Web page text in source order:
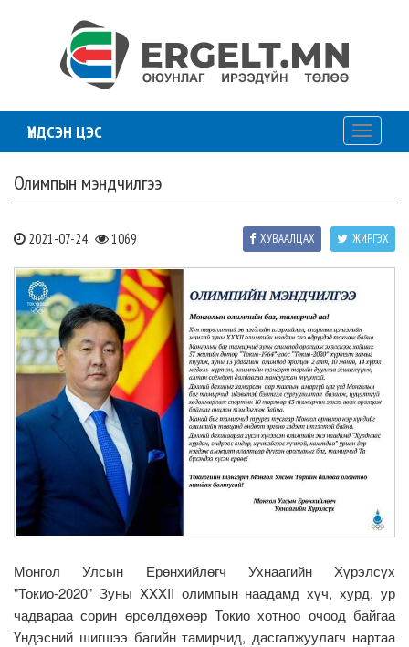
ҮНДСЭН ЦЭС
Toggle
Олимпын мэндчилгээ
2021-07-24, 1069 ЖИРГЭХ
ХУВААЛЦАХ
Монгол Улсын Ерөнхийлөгч Ухнаагийн Хүрэлсүх
"Токио-2020" Зуны XXXII олимпын наадамд хүч, хурд, ур
чадвараа сорин өрсөлдөхөөр Токио хотноо очоод байгаа
Үндэсний шигшээ багийн тамирчид, дасгалжуулагч нартаа